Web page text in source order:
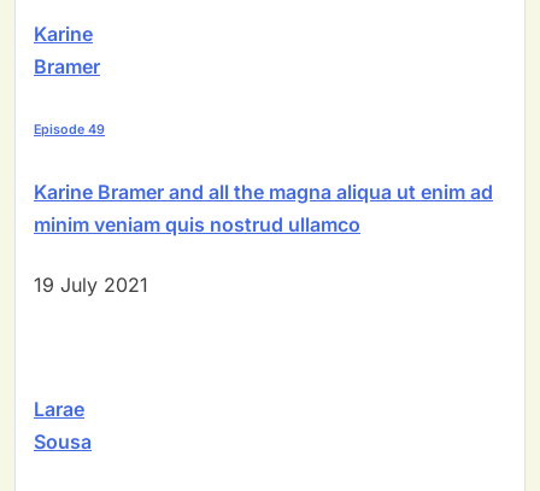
Karine
Bramer
Episode 49
Karine Bramer and all the magna aliqua ut enim ad
minim veniam quis nostrud ullamco
19 July 2021
Larae
Sousa